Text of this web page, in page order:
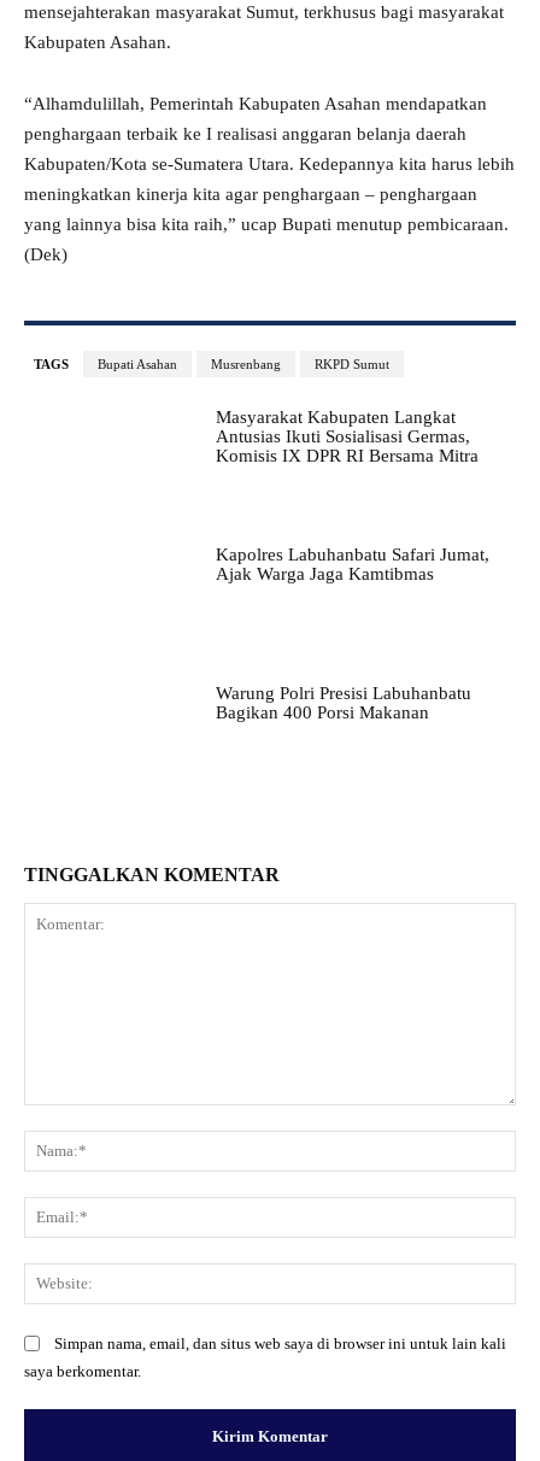
mensejahterakan masyarakat Sumut, terkhusus bagi masyarakat
Kabupaten Asahan.
“Alhamdulillah, Pemerintah Kabupaten Asahan mendapatkan
penghargaan terbaik ke I realisasi anggaran belanja daerah
Kabupaten/Kota se-Sumatera Utara. Kedepannya kita harus lebih
meningkatkan kinerja kita agar penghargaan – penghargaan
yang lainnya bisa kita raih,” ucap Bupati menutup pembicaraan.
(Dek)
TAGS Bupati Asahan Musrenbang RKPD Sumut
Masyarakat Kabupaten Langkat
Antusias Ikuti Sosialisasi Germas,
Komisis IX DPR RI Bersama Mitra
Kapolres Labuhanbatu Safari Jumat,
Ajak Warga Jaga Kamtibmas
Warung Polri Presisi Labuhanbatu
Bagikan 400 Porsi Makanan
TINGGALKAN KOMENTAR
Simpan nama, email, dan situs web saya di browser ini untuk lain kali
saya berkomentar.